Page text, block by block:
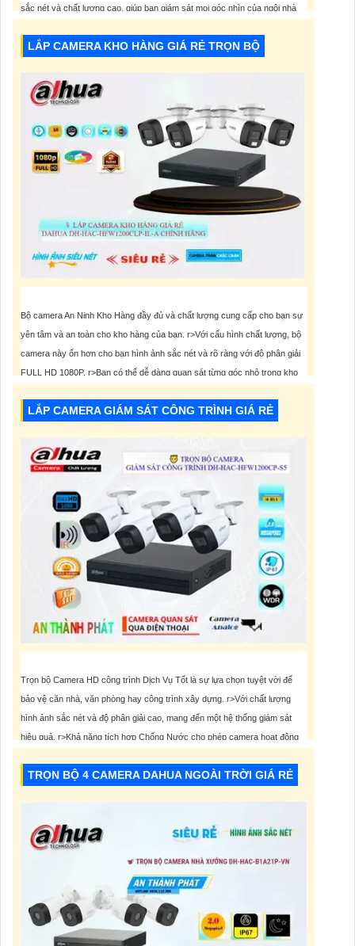
sắc nét và chất lượng cao, giúp bạn giám sát mọi góc nhìn của ngôi nhà
5,000,000 VNĐ
LẮP CAMERA KHO HÀNG GIÁ RẺ TRỌN BỘ
Bộ camera An Ninh Kho Hàng đầy đủ và chất lượng cung cấp cho bạn sự
yên tâm và an toàn cho kho hàng của bạn. r>Với cấu hình chất lượng, bộ
camera này ổn hơn cho bạn hình ảnh sắc nét và rõ ràng với độ phân giải
FULL HD 1080P. r>Bạn có thể dễ dàng quan sát từng góc nhỏ trong kho
8,000,000 VNĐ
LẮP CAMERA GIÁM SÁT CÔNG TRÌNH GIÁ RẺ
Trọn bộ Camera HD công trình Dịch Vụ Tốt là sự lựa chọn tuyệt vời để
bảo vệ căn nhà, văn phòng hay công trình xây dựng. r>Với chất lượng
hình ảnh sắc nét và độ phân giải cao, mang đến một hệ thống giám sát
hiệu quả. r>Khả năng tích hợp Chống Nước cho phép camera hoạt động
4,500,000 VNĐ
TRỌN BỘ 4 CAMERA DAHUA NGOÀI TRỜI GIÁ RẺ